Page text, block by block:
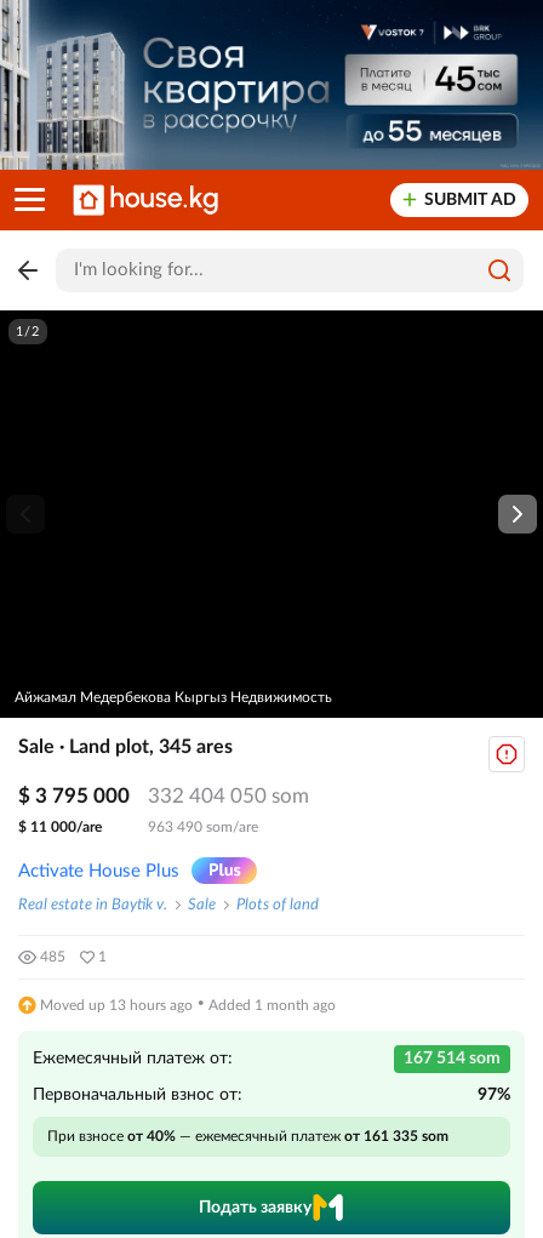
SUBMIT AD
1/2
Айжамал Медербекова Кыргыз Недвижимость
Sale · Land plot, 345 ares
$ 3 795 000 332 404 050 som
$ 11 000/are 963 490 som/are
Activate House Plus
Real estate in Baytik v. Sale Plots of land
485 1
Moved up 13 hours ago · Added 1 month ago
Ежемесячный платеж от: 167 514 som
Первоначальный взнос от: 97%
При взносе от 40% — ежемесячный платеж от 161 335 som
Подать заявку